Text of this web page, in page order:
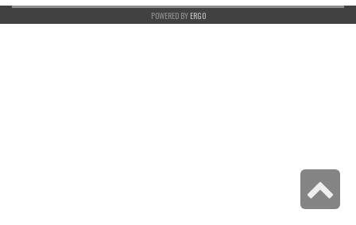
POWERED BY ERGO
לראש